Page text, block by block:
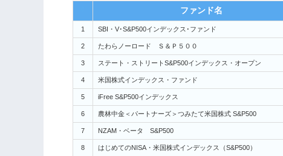
ファンド名
1 SBI・V･S&P500インデックス･ファンド
2 たわらノーロード Ｓ＆Ｐ５００
3 ステート・ストリートS&P500インデックス・オープン
4 米国株式インデックス・ファンド
5 iFree S&P500インデックス
6 農林中金＜パートナーズ＞つみたて米国株式 S&P500
7 NZAM・ベータ S&P500
8 はじめてのNISA・米国株式インデックス（S&P500）